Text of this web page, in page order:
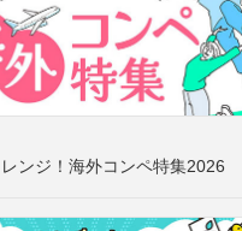
ンジ！海外コンペ特集2026